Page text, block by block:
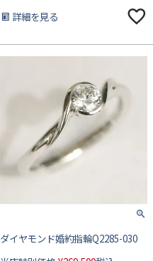
詳細を見る
ダイヤモンド婚約指輪Q2285-030